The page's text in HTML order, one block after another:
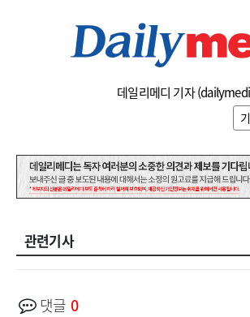
데일리메디 기자 (
관련기사
댓글 0